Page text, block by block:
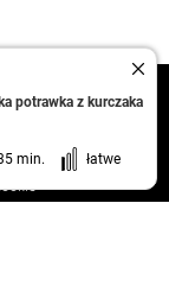
potrawka z kurczaka
min. łatwe